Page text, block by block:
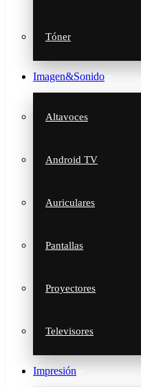
Tóner
Imagen&Sonido
Altavoces
Android TV
Auriculares
Pantallas
Proyectores
Televisores
Impresión